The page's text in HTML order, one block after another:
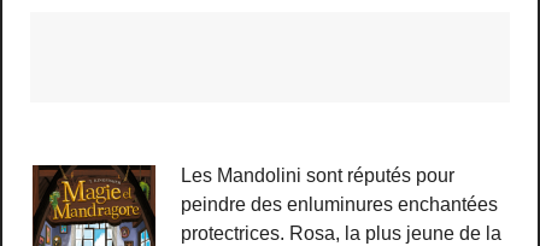
Les Mandolini sont réputés pour
peindre des enluminures enchantées
protectrices. Rosa, la plus jeune de la